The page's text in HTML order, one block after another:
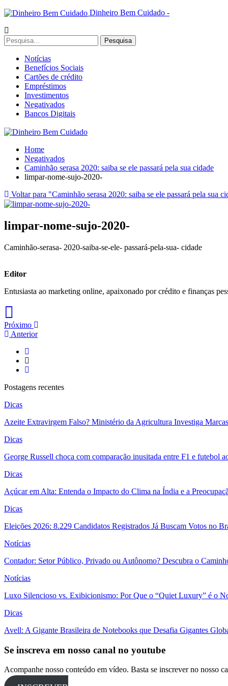
Dinheiro Bem Cuidado -
Notícias
Benefícios Sociais
Cartões de crédito
Empréstimos
Investimentos
Negativados
Bancos Digitais
Home
Negativados
Caminhão serasa 2020: saiba se ele passará pela sua cidade
limpar-nome-sujo-2020-
Voltar para "Caminhão serasa 2020: saiba se ele passará pela sua
limpar-nome-sujo-2020-
Caminhão-serasa- 2020-saiba-se-ele- passará-pela-sua- cidade
Editor
Entusiasta ao marketing online, apaixonado por crédito e finanças
Próximo
Anterior
Postagens recentes
Dicas
Azeite Extravirgem Falso? Ministério da Agricultura Investiga
Dicas
George Russell choca com comparação inusitada entre F1 e futebol
Dicas
Açúcar em Alta: Entenda o Impacto do Clima na Índia e a
Dicas
Eleições 2026: 8.229 Candidatos Registrados Já Buscam Votos no
Notícias
Contador: Setor Público, Privado ou Autônomo? Descubra o
Notícias
Luxo Silencioso vs. Exibicionismo: Por Que o “Quiet Luxury” é o
Dicas
Avell: A Gigante Brasileira de Notebooks que Desafia Gigantes
Se inscreva em nosso canal no youtube
Acompanhe nosso conteúdo em vídeo. Basta se inscrever no nosso